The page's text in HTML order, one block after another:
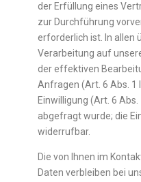
der Erfüllung eines
zur Durchführung
erforderlich ist. In allen
Verarbeitung auf
der effektiven
Anfragen (Art. 6 Abs. 1
Einwilligung (Art. 6
abgefragt wurde; die
widerrufbar.
Die von Ihnen im
Daten verbleiben bei